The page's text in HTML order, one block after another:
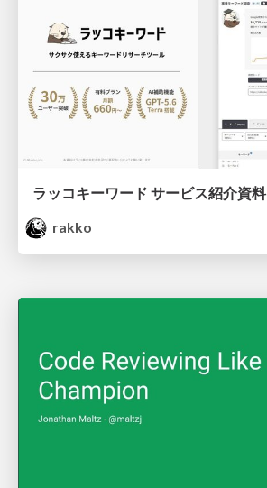
ラッコキーワード サービス紹介資料
rakko